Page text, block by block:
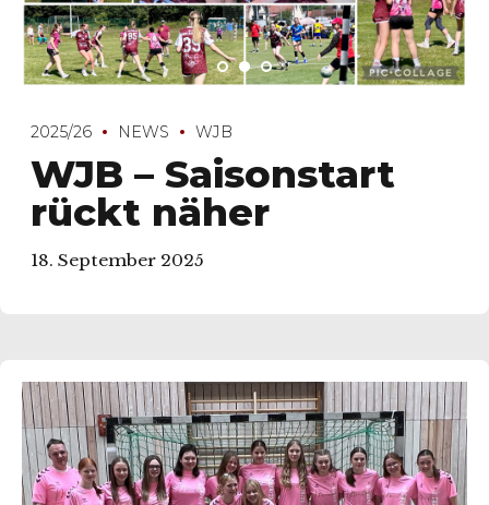
2025/26 NEWS WJB
WJB – Saisonstart
rückt näher
18. September 2025